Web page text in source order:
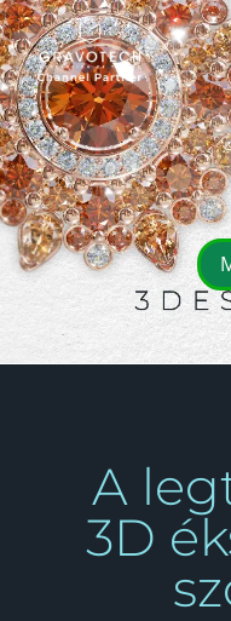
A
3D